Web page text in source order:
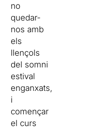
no
quedar-
nos amb
els
llençols
del somni
estival
enganxats,
i
començar
el curs